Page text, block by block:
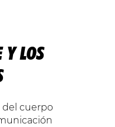
YLOS
del cuerpo